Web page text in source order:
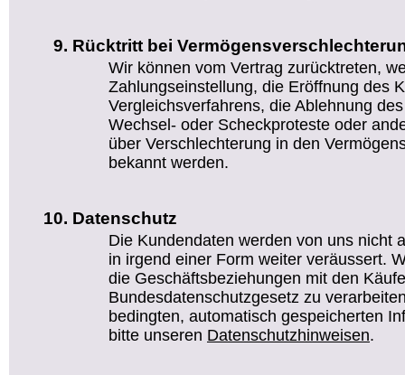
Rücktritt bei
Wir können vom Vertrag zurücktreten,
Zahlungseinstellung, die Eröffnung des
Vergleichsverfahrens, die Ablehnung
Wechsel- oder Scheckproteste oder
über Verschlechterung in den
bekannt werden.
Datenschutz
Die Kundendaten werden von uns nicht
in irgend einer Form weiter veräussert.
die Geschäftsbeziehungen mit den
Bundesdatenschutzgesetz zu
bedingten, automatisch gespeicherten
bitte unseren Datenschutzhinweisen.